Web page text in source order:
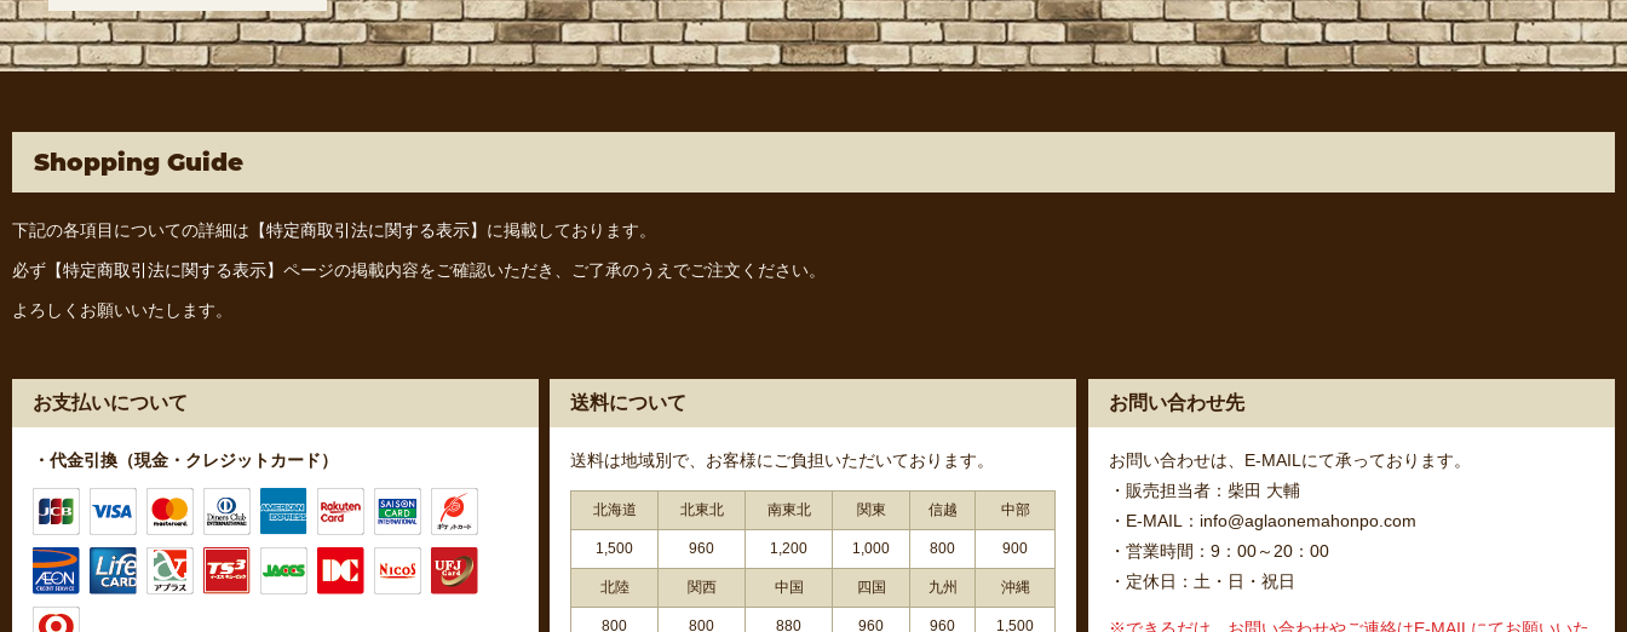
Shopping Guide
下記の各項目についての詳細は 【特定商取引法に関する表示】 に掲載しております。
必ず 【特定商取引法に関する表示】 ページの掲載内容をご確認いただき、ご了承のうえでご注文ください。
よろしくお願いいたします。
お支払いについて
・代金引換（現金・クレジットカード）
送料について
送料は地域別で、お客様にご負担いただいております。
北海道 北東北 南東北 関東 信越 中部
1,500 960 1,200 1,000 800 900
北陸 関西 中国 四国 九州 沖縄
800 800 880 960 960 1,500
お問い合わせ先
お問い合わせは、E-MAILにて承っております。
・販売担当者：柴田 大輔
・E-MAIL：info@aglaonemahonpo.com
・営業時間：9：00～20：00
・定休日：土・日・祝日